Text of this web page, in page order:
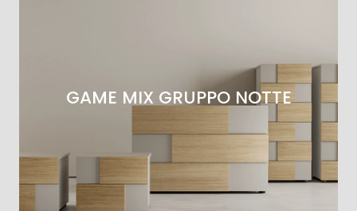
GAME MIX GRUPPO NOTTE